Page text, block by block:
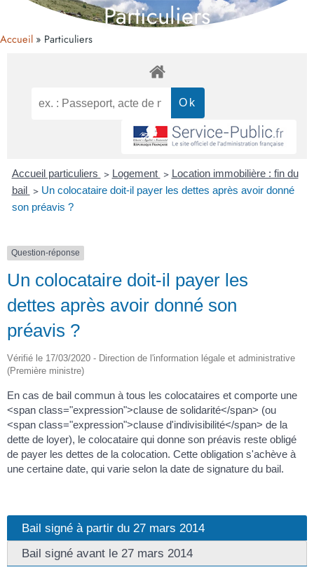
Particuliers
Accueil Particuliers
Accueil particuliers > Logement > Location immobilière : fin du
bail > Un colocataire doit-il payer les dettes après avoir donné
son préavis ?
Question-réponse
Un colocataire doit-il payer les
dettes après avoir donné son
préavis ?
Vérifié le 17/03/2020 - Direction de l'information légale et administrative
(Première ministre)
En cas de bail commun à tous les colocataires et comporte une
<span class="expression">clause de solidarité</span> (ou
<span class="expression">clause d'indivisibilité</span> de la
dette de loyer), le colocataire qui donne son préavis reste obligé
de payer les dettes de la colocation. Cette obligation s'achève à
une certaine date, qui varie selon la date de signature du bail.
Bail signé à partir du 27 mars 2014
Bail signé avant le 27 mars 2014